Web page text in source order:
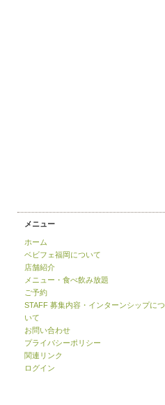
メニュー
ホーム
ベビフェ福岡について
店舗紹介
メニュー・食べ飲み放題
ご予約
STAFF 募集内容・インターンシップにつ
いて
お問い合わせ
プライバシーポリシー
関連リンク
ログイン